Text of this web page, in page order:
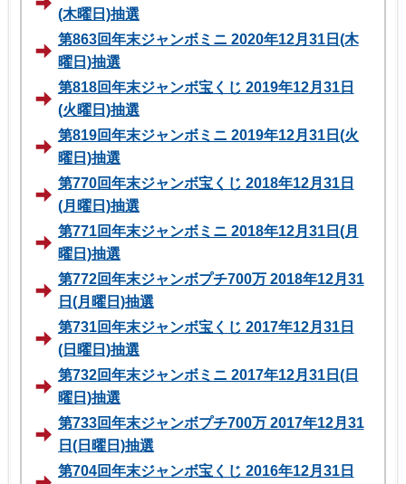
(木曜日)抽選
第863回年末ジャンボミニ 2020年12月31日(木
曜日)抽選
第818回年末ジャンボ宝くじ 2019年12月31日
(火曜日)抽選
第819回年末ジャンボミニ 2019年12月31日(火
曜日)抽選
第770回年末ジャンボ宝くじ 2018年12月31日
(月曜日)抽選
第771回年末ジャンボミニ 2018年12月31日(月
曜日)抽選
第772回年末ジャンボプチ700万 2018年12月31
日(月曜日)抽選
第731回年末ジャンボ宝くじ 2017年12月31日
(日曜日)抽選
第732回年末ジャンボミニ 2017年12月31日(日
曜日)抽選
第733回年末ジャンボプチ700万 2017年12月31
日(日曜日)抽選
第704回年末ジャンボ宝くじ 2016年12月31日